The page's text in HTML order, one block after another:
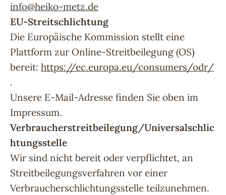
info@heiko-metz.de
EU-Streitschlichtung
Die Europäische Kommission stellt eine
Plattform zur Online-Streitbeilegung (OS)
bereit: https://ec.europa.eu/consumers/odr/
.
Unsere E-Mail-Adresse finden Sie oben im
Impressum.
Verbraucherstreitbeilegung/Universalschlic
htungsstelle
Wir sind nicht bereit oder verpflichtet, an
Streitbeilegungsverfahren vor einer
Verbraucherschlichtungsstelle teilzunehmen.